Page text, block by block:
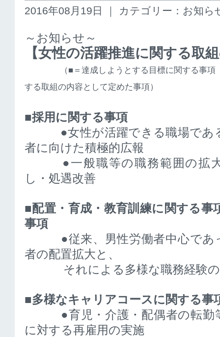
2016年08月19日 ｜ カテゴリー：お知ら
～お知らせ～
【女性の活躍推進に関する取
（■＝達成しようとする目標に関する事
する取組の内容として定めた事項）
■採用に関する事項
●女性が活躍できる職場であ
者に向けた積極的広報
●一般職等の職務範囲の拡大
し・処遇改善
■配置・育成・教育訓練に関する事
事項
●従来、男性労働者中心であ
者の配置拡大と、
それによる多様な職務経験の
■多様なキャリアコースに関する事
●育児・介護・配偶者の転勤
に対する再雇用の実施